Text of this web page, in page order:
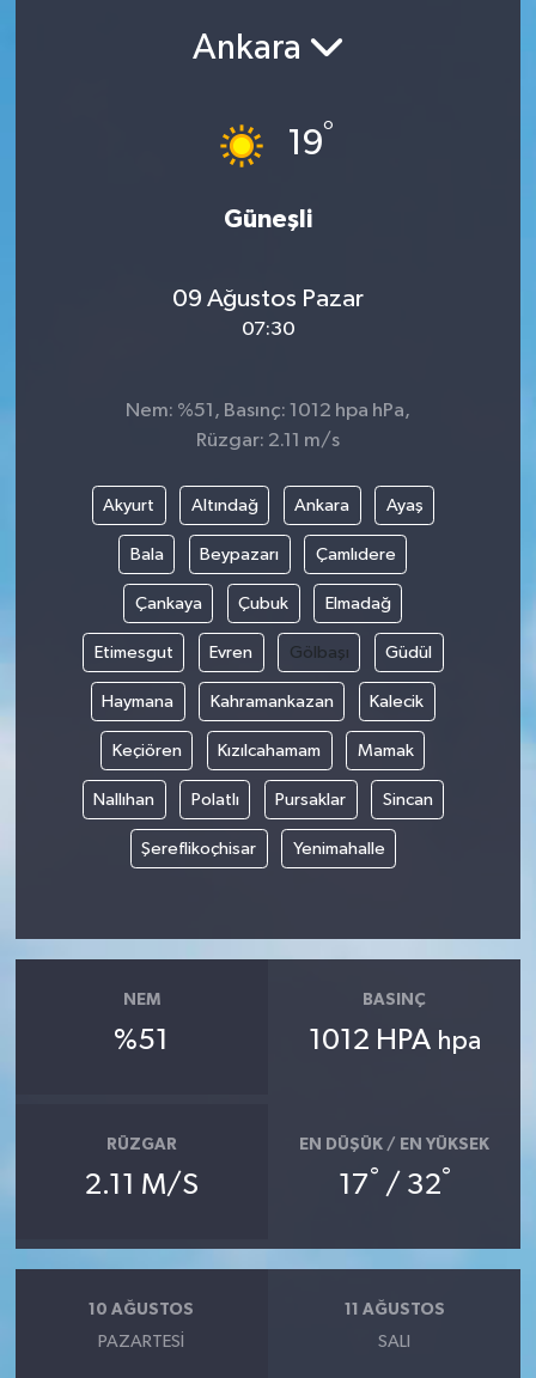
Ankara
19°
Güneşli
09 Ağustos Pazar
07:30
Nem: %51, Basınç: 1012 hpa hPa,
Rüzgar: 2.11 m/s
Akyurt Altındağ Ankara Ayaş
Bala Beypazarı Çamlıdere
Çankaya Çubuk Elmadağ
Etimesgut Evren Gölbaşı Güdül
Haymana Kahramankazan Kalecik
Keçiören Kızılcahamam Mamak
Nallıhan Polatlı Pursaklar Sincan
Şereflikoçhisar Yenimahalle
NEM
%51
BASINÇ
1012 HPA hpa
RÜZGAR
2.11 M/S
EN DÜŞÜK / EN YÜKSEK
17° / 32°
10 AĞUSTOS
PAZARTESI
11 AĞUSTOS
SALI